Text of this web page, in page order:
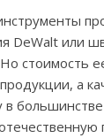
DeWalt или
стоимость
а
большинстве